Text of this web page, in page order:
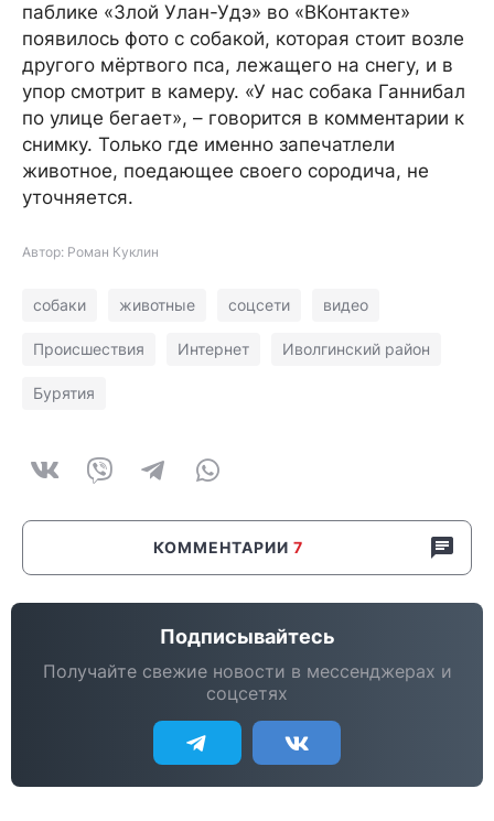
паблике «Злой Улан-Удэ» во «ВКонтакте»
появилось фото с собакой, которая стоит возле
другого мёртвого пса, лежащего на снегу, и в
упор смотрит в камеру. «У нас собака Ганнибал
по улице бегает», – говорится в комментарии к
снимку. Только где именно запечатлели
животное, поедающее своего сородича, не
уточняется.
Автор: Роман Куклин
собаки животные соцсети видео
Происшествия Интернет Иволгинский район
Бурятия
КОММЕНТАРИИ 7
Подписывайтесь
Получайте свежие новости в мессенджерах и
соцсетях